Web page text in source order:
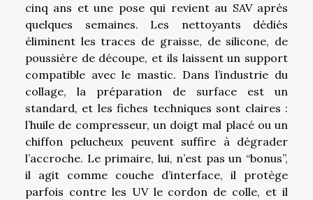
cinq ans et une pose qui revient au SAV après
quelques semaines. Les nettoyants dédiés
éliminent les traces de graisse, de silicone, de
poussière de découpe, et ils laissent un support
compatible avec le mastic. Dans l’industrie du
collage, la préparation de surface est un
standard, et les fiches techniques sont claires :
l’huile de compresseur, un doigt mal placé ou un
chiffon pelucheux peuvent suffire à dégrader
l’accroche. Le primaire, lui, n’est pas un “bonus”,
il agit comme couche d’interface, il protège
parfois contre les UV le cordon de colle, et il